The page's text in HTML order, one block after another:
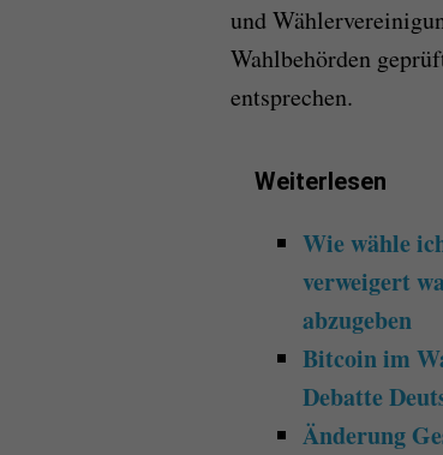
und
Wahlbehörden
entsprechen.
Weiterlesen
Wie wähle
verweigert
abzugeben
Bitcoin im
Debatte
Änderung